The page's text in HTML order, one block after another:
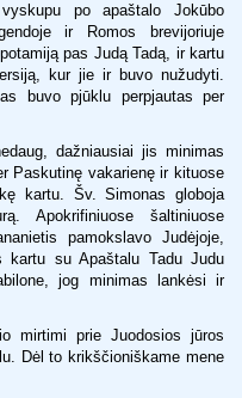
po apaštalo Jokūbo
ir Romos brevijoriuje
pas Judą Tadą, ir kartu
kur jie ir buvo nužudyti.
buvo pjūklu perpjautas per
dažniausiai jis minimas
Paskutinę vakarienę ir kituose
kartu. Šv. Simonas globoja
Apokrifiniuose šaltiniuose
pamokslavo Judėjoje,
su Apaštalu Tadu Judu
jog minimas lankėsi ir
mirtimi prie Juodosios jūros
Dėl to krikščioniškame mene